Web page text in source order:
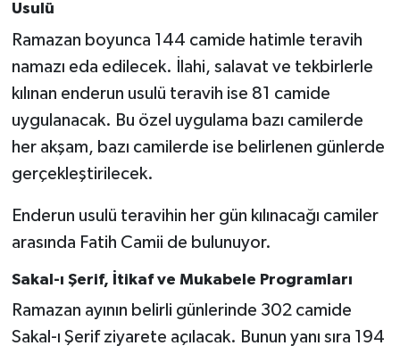
Usulü
Ramazan boyunca 144 camide hatimle teravih
namazı eda edilecek. İlahi, salavat ve tekbirlerle
kılınan enderun usulü teravih ise 81 camide
uygulanacak. Bu özel uygulama bazı camilerde
her akşam, bazı camilerde ise belirlenen günlerde
gerçekleştirilecek.
Enderun usulü teravihin her gün kılınacağı camiler
arasında Fatih Camii de bulunuyor.
Sakal-ı Şerif, İtikaf ve Mukabele Programları
Ramazan ayının belirli günlerinde 302 camide
Sakal-ı Şerif ziyarete açılacak. Bunun yanı sıra 194